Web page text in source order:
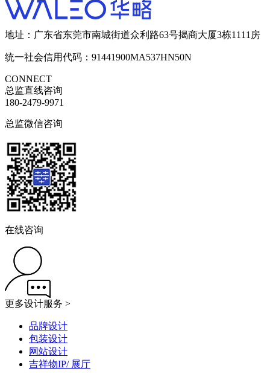
地址：广东省东莞市南城街道众利路63号揭商大厦3栋1111房
统一社会信用代码：91441900MA537HN50N
CONNECT
总监直线咨询
180-2479-9971
总监微信咨询
在线咨询
更多设计服务 >
品牌设计
包装设计
网站设计
吉祥物IP/ 展厅